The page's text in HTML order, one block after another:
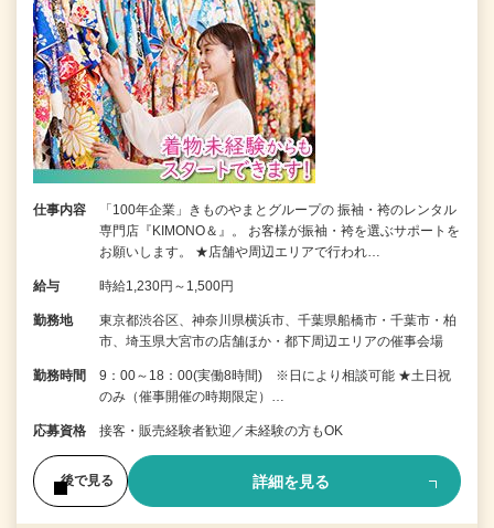
仕事内容
「100年企業」きものやまとグループの 振袖・袴のレンタル
専門店『KIMONO＆』。 お客様が振袖・袴を選ぶサポートを
お願いします。 ★店舗や周辺エリアで行われ…
給与 時給1,230円～1,500円
勤務地
東京都渋谷区、神奈川県横浜市、千葉県船橋市・千葉市・柏
市、埼玉県大宮市の店舗ほか・都下周辺エリアの催事会場
勤務時間
9：00～18：00(実働8時間) ※日により相談可能 ★土日祝
のみ（催事開催の時期限定）…
応募資格 接客・販売経験者歓迎／未経験の方もOK
後で見る 詳細を見る